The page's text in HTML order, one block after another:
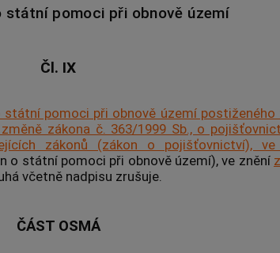
státní pomoci při obnově území
Čl. IX
státní pomoci při obnově území postiženého
zákona č. 363/1999 Sb., o
zákonů (zákon o pojišťovnictví), ve
o státní pomoci při obnově území), ve znění
včetně nadpisu zrušuje.
ČÁST OSMÁ